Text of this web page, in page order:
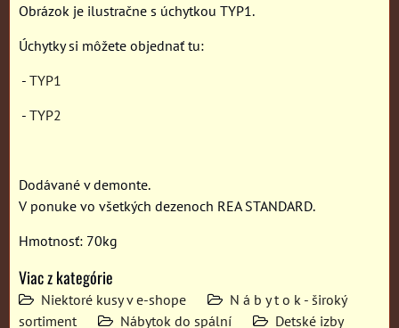
Obrázok je ilustračne s úchytkou TYP1.
Úchytky si môžete objednať tu:
- TYP1
- TYP2
Dodávané v demonte.
V ponuke vo všetkých dezenoch REA STANDARD.
Hmotnosť: 70kg
Viac z kategórie
Niektoré kusy v e-shope
N á b y t o k - široký
sortiment
Nábytok do spální
Detské izby